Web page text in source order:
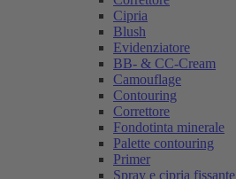
Cipria
Blush
Evidenziatore
BB- & CC-Cream
Camouflage
Contouring
Correttore
Fondotinta minerale
Palette contouring
Primer
Spray e cipria fissante